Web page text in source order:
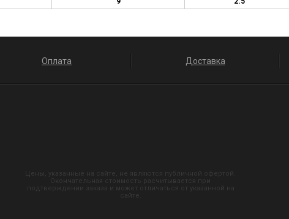
Оплата Доставка
Цены, указанные на сайте, не являются публичной офертой.
Окончательная стоимость расчитывается при
подтверждении заказа и может отличаться от указанной на
сайте.